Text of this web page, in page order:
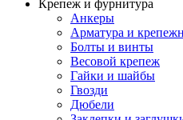
Крепеж и фурнитура
Анкеры
Арматура и
Болты и винты
Весовой крепеж
Гайки и шайбы
Гвозди
Дюбели